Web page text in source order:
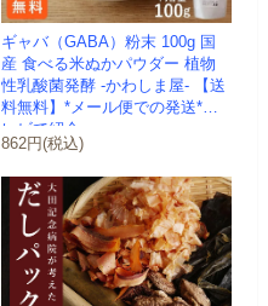
ギャバ（GABA）粉末 100g 国
産 食べる米ぬかパウダー 植物
性乳酸菌発酵 -かわしま屋- 【送
料無料】*メール便での発送*テ
レビで紹介
862円(税込)